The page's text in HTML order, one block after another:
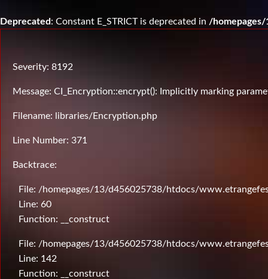
Deprecated: Constant E_STRICT is deprecated in /
Severity: 8192
Message: CI_Encryption::encrypt(): Implicitly marking
Filename: libraries/Encryption.php
Line Number: 371
Backtrace:
File: /homepages/13/d456025738/htdocs/
Line: 60
Function: __construct
File: /homepages/13/d456025738/htdocs/
Line: 142
Function: __construct